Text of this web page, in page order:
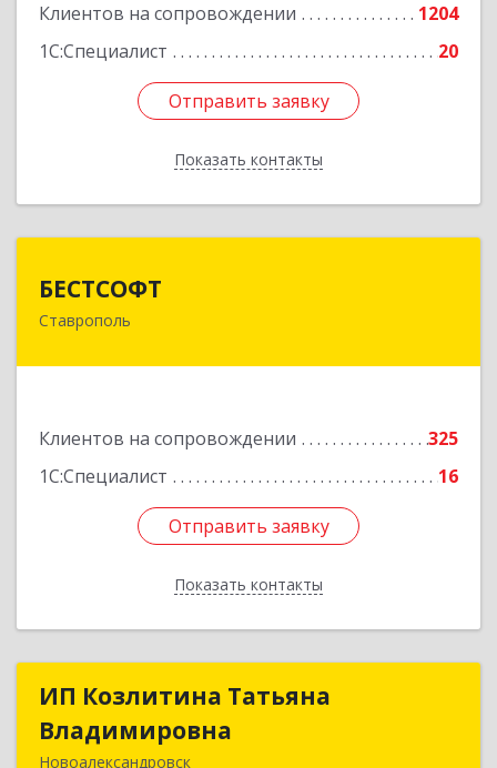
Клиентов на сопровождении
1204
1С:Специалист
20
Отправить заявку
Показать контакты
Отправить заявку
Назад
БЕСТСОФТ
Ставрополь
Клиентов на сопровождении
325
1С:Специалист
16
Отправить заявку
Показать контакты
355011, Ставропольский край, Ставрополь г,
Отправить заявку
Назад
ИП Козлитина Татьяна
Владимировна
Новоалександровск
ИП Козлитина Татьяна